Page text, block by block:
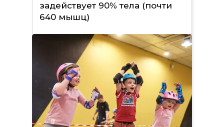
задействует 90% тела (почти
640 мышц)